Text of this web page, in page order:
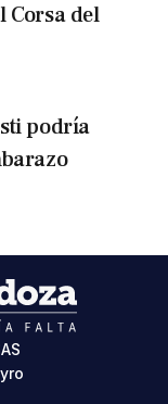
Corsa del
podría